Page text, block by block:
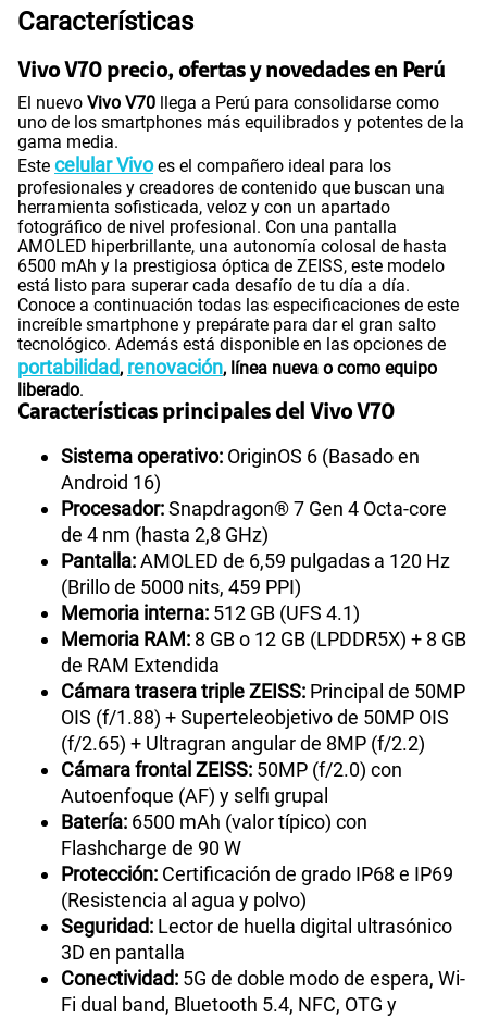
Paga solo
Paga solo
60GBen alta velocidad
S/
Paga solo
75 GBen alta velocidad
S/ 60.90
Ver menos planes
Características
Vivo V70 precio, ofertas y novedades en Perú
El nuevo Vivo V70 llega a Perú para consolidarse como
uno de los smartphones más equilibrados y potentes de la
gama media.
Este celular Vivoes el compañero ideal para los
profesionales y creadores de contenido que buscan una
herramienta sofisticada, veloz y con un apartado
fotográfico de nivel profesional. Con una pantalla
AMOLED hiperbrillante, una autonomía colosal de hasta
6500 mAh y la prestigiosa óptica de ZEISS, este modelo
está listo para superar cada desafío de tu día a día.
Conoce a continuación todas las especificaciones de este
increíble smartphone y prepárate para dar el gran salto
tecnológico. Además está disponible en las opciones de
portabilidad, renovación, línea nueva o como equipo
liberado.
Características principales del Vivo V70
Sistema operativo: OriginOS 6 (Basado en
Android 16)
Procesador:Snapdragon® 7 Gen 4 Octa-core
de 4 nm (hasta 2,8 GHz)
Pantalla:AMOLED de 6,59 pulgadas a 120 Hz
(Brillo de 5000 nits, 459 PPI)
Memoria interna: 512 GB (UFS 4.1)
Memoria RAM: 8 GB o 12 GB (LPDDR5X) + 8 GB
de RAM Extendida
Cámara trasera triple ZEISS: Principal de 50MP
OIS (f/1.88) + Superteleobjetivo de 50MP OIS
(f/2.65) + Ultragran angular de 8MP (f/2.2)
Cámara frontal ZEISS: 50MP (f/2.0) con
Autoenfoque (AF) y selfi grupal
Batería: 6500 mAh (valor típico) con
Flashcharge de 90 W
Protección: Certificación de grado IP68 e IP69
(Resistencia al agua y polvo)
Seguridad: Lector de huella digital ultrasónico
3D en pantalla
Conectividad: 5G de doble modo de espera, Wi-
Fi dual band, Bluetooth 5.4, NFC, OTG y